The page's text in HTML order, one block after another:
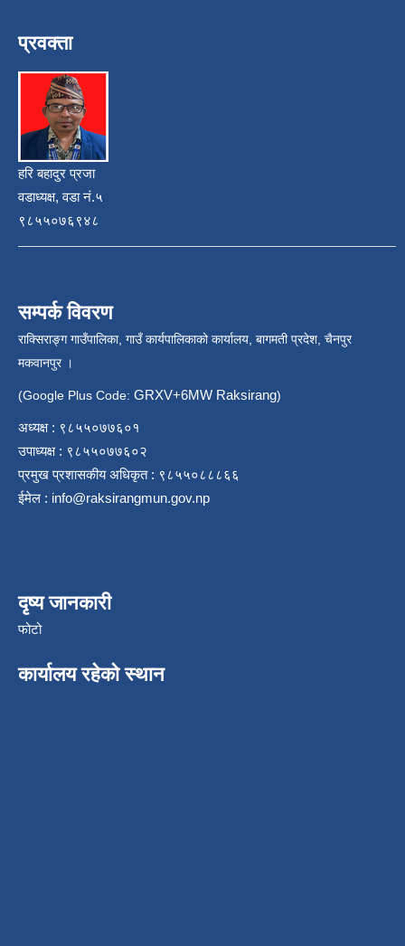
प्रवक्ता
हरि बहादुर प्रजा
वडाध्यक्ष, वडा नं.५
९८५५०७६९४८
सम्पर्क विवरण
राक्सिराङ्ग गाउँपालिका, गाउँ कार्यपालिकाको कार्यालय, बागमती प्रदेश, चैनपुर
मकवानपुर ।
(Google Plus Code: GRXV+6MW Raksirang)
अध्यक्ष : ९८५५०७७६०१
उपाध्यक्ष : ९८५५०७७६०२
प्रमुख प्रशासकीय अधिकृत : ९८५५०८८८६६
ईमेल : info@raksirangmun.gov.np
दृष्य जानकारी
फोटो
कार्यालय रहेको स्थान